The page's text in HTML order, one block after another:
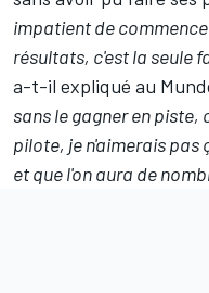
impatient de
résultats, c'est la seule
a-t-il expliqué au
sans le gagner en piste,
pilote, je n'aimerais pas
et que l'on aura de